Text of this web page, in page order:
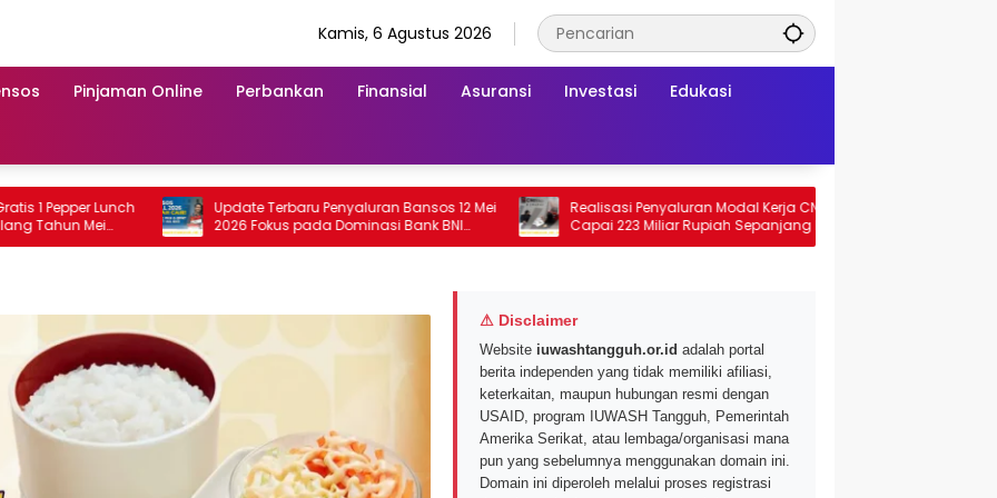
Kamis, 6 Agustus 2026
Pinjaman Online Perbankan Finansial Asuransi Investasi Edukasi
Lunch
Mei
Update Terbaru Penyaluran Bansos 12 Mei
2026 Fokus pada Dominasi Bank BNI
serta Struk BRI
Realisasi Penyaluran Modal Kerja CNAF
Capai 223 Miliar Rupiah Sepanjang Maret
2026 Ini
⚠ Disclaimer
Website iuwashtangguh.or.id adalah portal
berita independen yang tidak memiliki afiliasi,
keterkaitan, maupun hubungan resmi dengan
USAID, program IUWASH Tangguh, Pemerintah
Amerika Serikat, atau lembaga/organisasi mana
pun yang sebelumnya menggunakan domain ini.
Domain ini diperoleh melalui proses registrasi